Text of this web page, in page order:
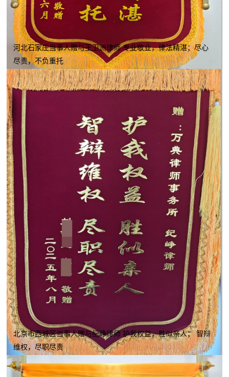
河北石家庄当事人赠与王卫洲律师 专业敬业，律法精湛；尽心
尽责，不负重托
北京市西城区当事人赠与纪峥律师 护我权益，胜似亲人； 智辩
维权，尽职尽责